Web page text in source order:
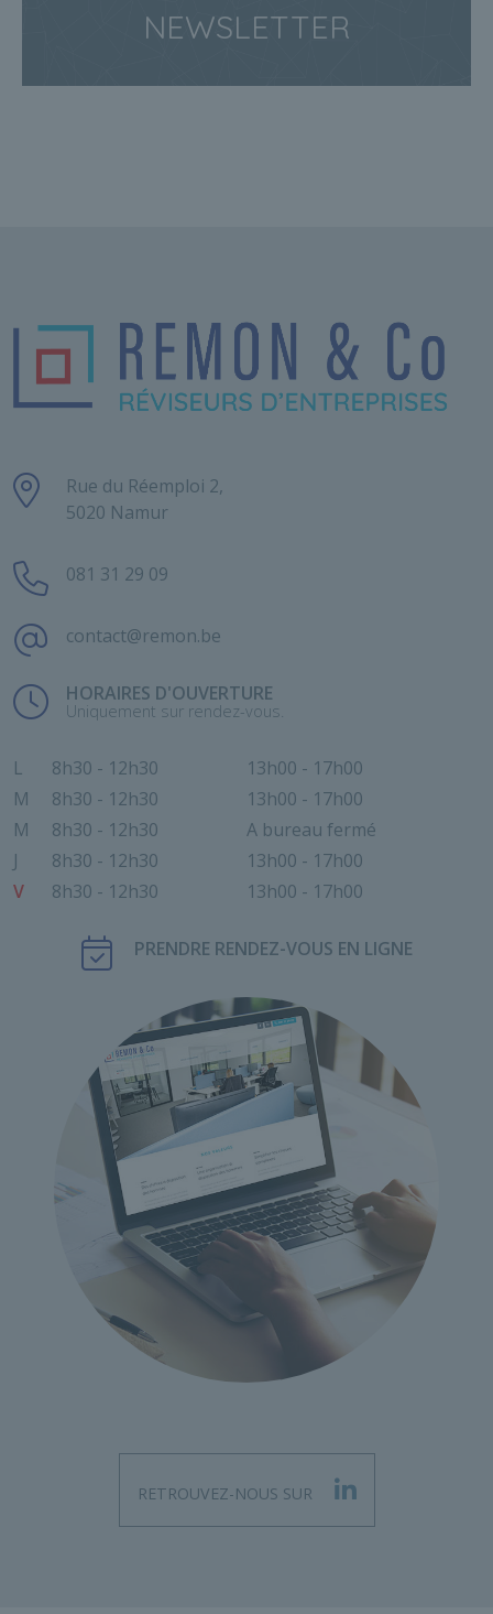
NEWSLETTER
Rue du Réemploi 2,
5020 Namur
081 31 29 09
contact@remon.be
HORAIRES D'OUVERTURE
Uniquement sur rendez-vous.
L
M
M
J
V
8h30 - 12h30
8h30 - 12h30
8h30 - 12h30
8h30 - 12h30
8h30 - 12h30
13h00 - 17h00
13h00 - 17h00
A bureau fermé
13h00 - 17h00
13h00 - 17h00
PRENDRE RENDEZ-VOUS EN LIGNE
RETROUVEZ-NOUS SUR